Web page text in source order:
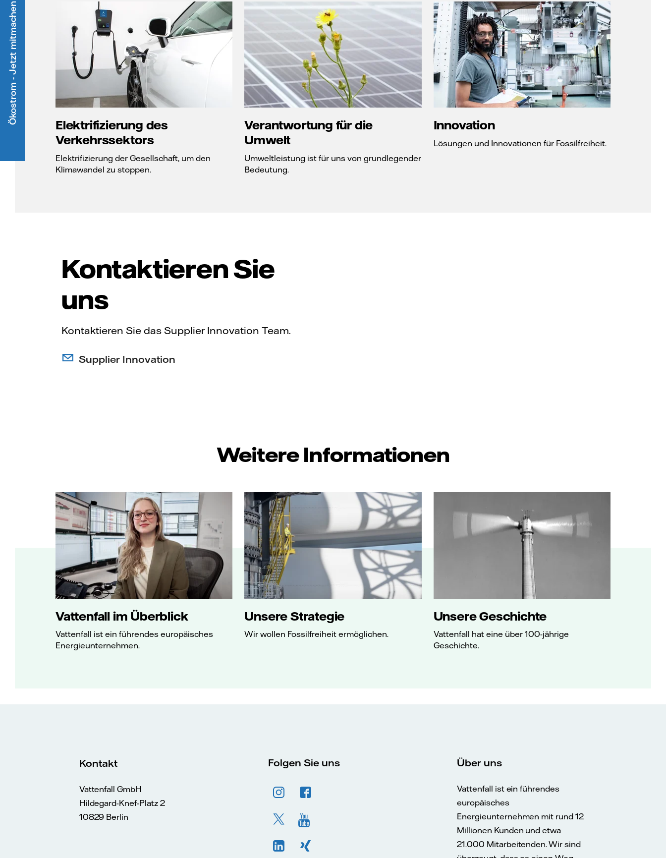
Elektrifizierung des
Verkehrssektors
Elektrifizierung der Gesellschaft, um den
Klimawandel zu stoppen.
Verantwortung für die
Umwelt
Umweltleistung ist für uns von grundlegender
Bedeutung.
Innovation
Lösungen und Innovationen für Fossilfreiheit.
Kontaktieren Sie
uns
Kontaktieren Sie das Supplier Innovation Team.
Supplier Innovation
Weitere Informationen
Vattenfall im Überblick
Vattenfall ist ein führendes europäisches
Energieunternehmen.
Unsere Strategie
Wir wollen Fossilfreiheit ermöglichen.
Unsere Geschichte
Vattenfall hat eine über 100-jährige
Geschichte.
Ökostrom - Jetzt mitmachen
Kontakt
Vattenfall GmbH
Hildegard-Knef-Platz 2
10829 Berlin
Folgen Sie uns Über uns
Vattenfall ist ein führendes
europäisches
Energieunternehmen mit rund 12
Millionen Kunden und etwa
21.000 Mitarbeitenden. Wir sind